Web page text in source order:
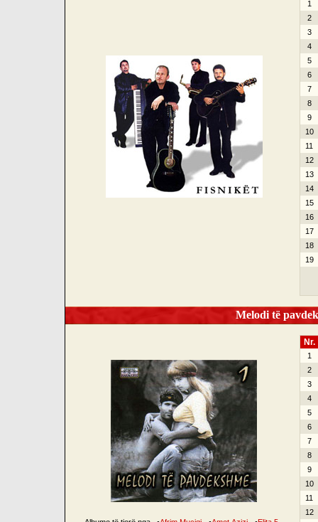
1
2
3
4
5
6
7
8
9
10
11
12
13
14
15
16
17
18
19
Melodi të
Nr.
1
2
3
4
5
6
7
8
9
10
11
12